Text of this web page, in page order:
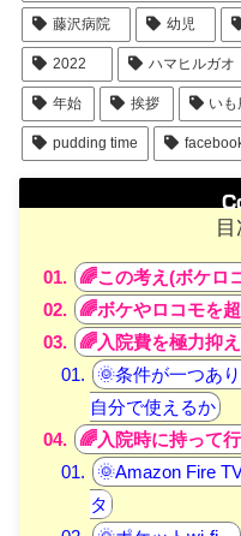
藤沢病院 幼児
2022 ハマヒルガオ
年始 挨拶 いも
pudding time
🌈この考え(ボケロ
🌈ボケやロコモを
🌈入院費を極力抑
🌞条件が一つあ
自分で使えるか
🌈入院時に持って
🌞Amazon Fire
タ